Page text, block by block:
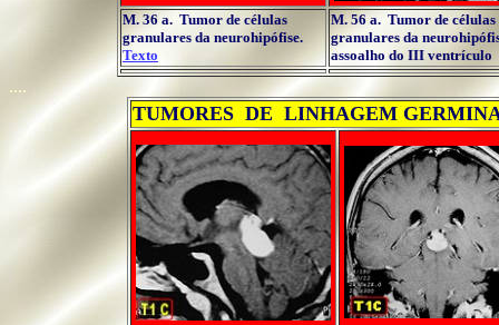
M. 36 a. Tumor de células
granulares da neurohipófise.
Texto
M. 56 a. Tumor de células
granulares da
assoalho do III ventrículo
....
TUMORES DE LINHAGEM